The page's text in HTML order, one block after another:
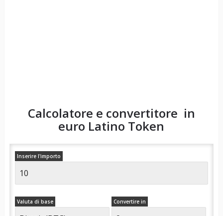
Calcolatore e convertitore in
euro Latino Token
Inserire l'importo
Valuta di base Convertire in